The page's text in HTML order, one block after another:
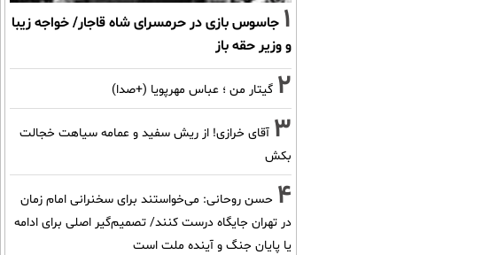
1 جاسوس بازی در حرمسرای شاه قاجار/ خواجه زیبا
و وزیر حقه باز
2 گیتار من ؛ عباس مهرپویا (+صدا)
3 آقای خرازی! از ریش سفید و عمامه سیاهت خجالت
بکش
4 حسن روحانی: می‌خواستند برای سخنرانی امام زمان
در تهران جایگاه درست کنند/ تصمیم‌گیر اصلی برای ادامه
یا پایان جنگ و آینده ملت است